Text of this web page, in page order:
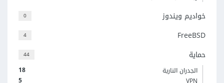
0 خواديم ويندوز
4 FreeBSD
44 حماية
18
الجدران النارية
5